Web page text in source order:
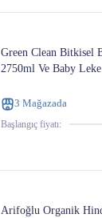
Green Clean Bitkisel
2750ml Ve Baby Leke
3 Mağazada
Başlangıç ​​fiyatı:
Arifoğlu Organik